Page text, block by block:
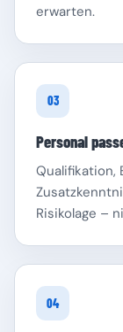
erwarten.
03
Personal
Qualifikation,
Risikolage –
04